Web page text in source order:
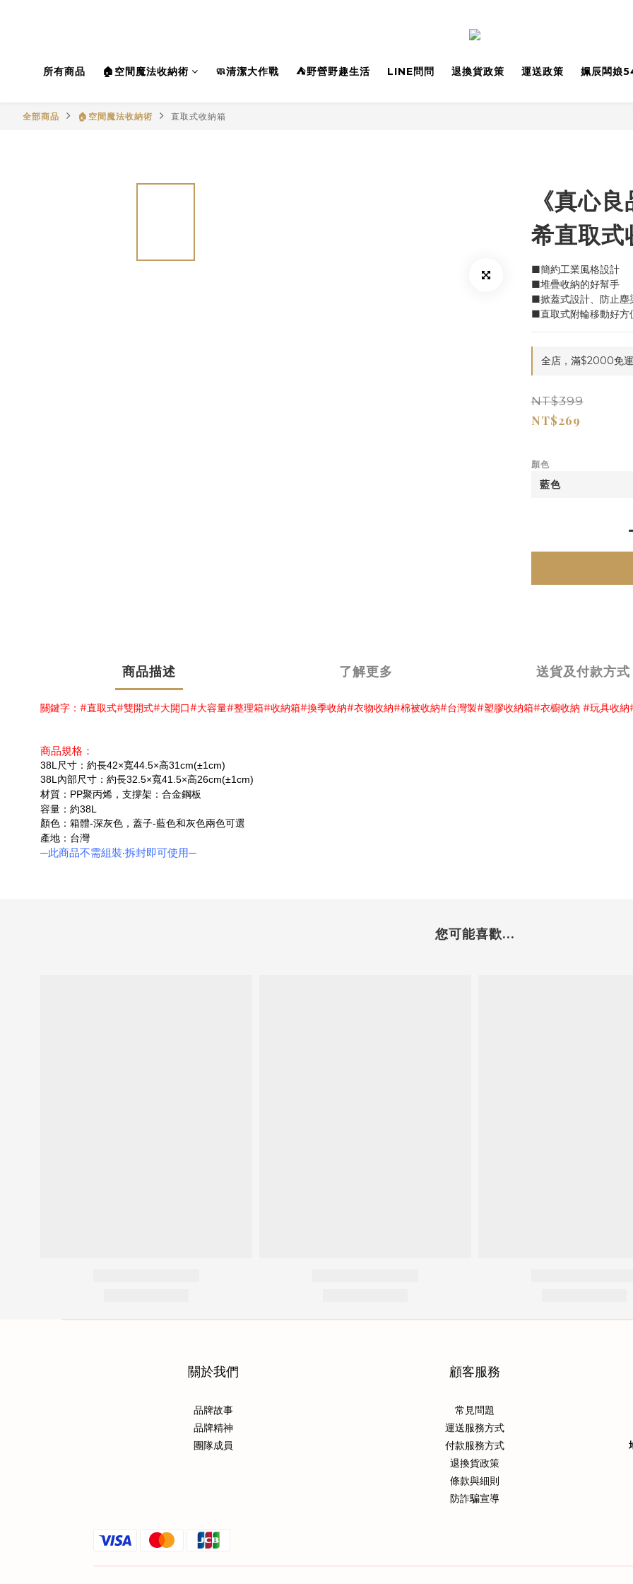
所有商品 🏠空間魔法收納術 🧼清潔大作戰 ⛺野營野趣生活 LINE問問 退換貨政策 運送政策 姵辰闆娘
全部商品 🏠空間魔法收納術 直取式收納箱
《真心
希直取式
■簡約工業風格設計
■堆疊收納的好幫手
■掀蓋式設計、防止塵
■直取式附輪移動好方
全店，滿$2000免運
NT$399
NT$269
顏色
商品描述 了解更多 送貨及付款方式
關鍵字： #直取式#雙開式#大開口#大容量#整理箱#收納箱#換季收納#衣物收納#棉被收納#台灣製#塑膠收納箱#衣櫥收納 #玩具收納
商品規格：
38L 尺寸：約長42×寬44.5×高31cm(±1cm)
38L 內部尺寸：約長32.5×寬41.5×高26cm(±1cm)
材質： PP聚丙烯，支撐架：合金鋼板
容量：約38L
顏色：箱體-深灰色，蓋子-藍色和灰色兩色可選
產地：台灣
─此商品不需組裝‧拆封即可使用─
您可能喜歡...
關於我們
品牌故事
品牌精神
團隊成員
顧客服務
常見問題
運送服務方式
付款服務方式
退換貨政策
條款與細則
防詐騙宣導